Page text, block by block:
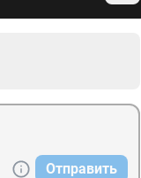
Отправить